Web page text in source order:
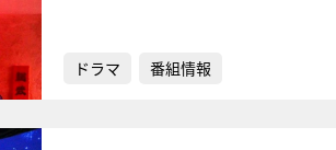
ドラマ 番組情報